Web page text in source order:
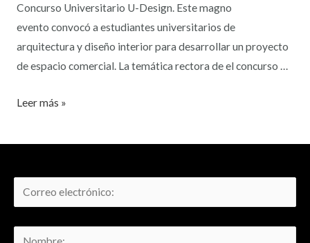
Concurso Universitario U-Design. Este magno
evento convocó a estudiantes universitarios de
arquitectura y diseño interior para desarrollar un proyecto
de espacio comercial. La temática rectora de el concurso …
Leer más »